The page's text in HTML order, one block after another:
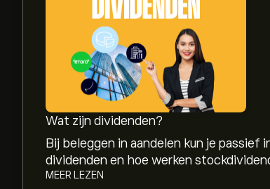
Wat zijn dividenden?
Bij beleggen in aandelen kun je passief
dividenden en hoe werken
MEER LEZEN